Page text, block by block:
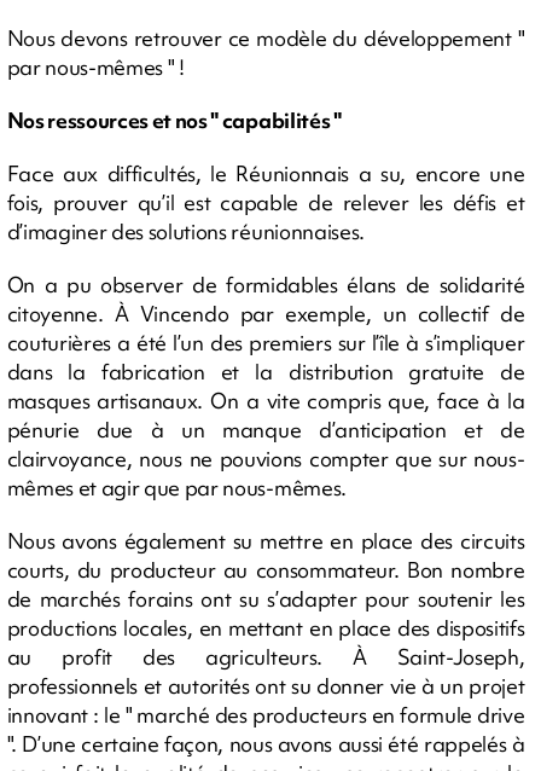
Nous devons retrouver ce modèle du développement "
par nous-mêmes " !
Nos ressources et nos " capabilités "
Face aux difficultés, le Réunionnais a su, encore une
fois, prouver qu’il est capable de relever les défis et
d’imaginer des solutions réunionnaises.
On a pu observer de formidables élans de solidarité
citoyenne. À Vincendo par exemple, un collectif de
couturières a été l’un des premiers sur l’île à s’impliquer
dans la fabrication et la distribution gratuite de
masques artisanaux. On a vite compris que, face à la
pénurie due à un manque d’anticipation et de
clairvoyance, nous ne pouvions compter que sur nous-
mêmes et agir que par nous-mêmes.
Nous avons également su mettre en place des circuits
courts, du producteur au consommateur. Bon nombre
de marchés forains ont su s’adapter pour soutenir les
productions locales, en mettant en place des dispositifs
au profit des agriculteurs. À Saint-Joseph,
professionnels et autorités ont su donner vie à un projet
innovant : le " marché des producteurs en formule drive
". D’une certaine façon, nous avons aussi été rappelés à